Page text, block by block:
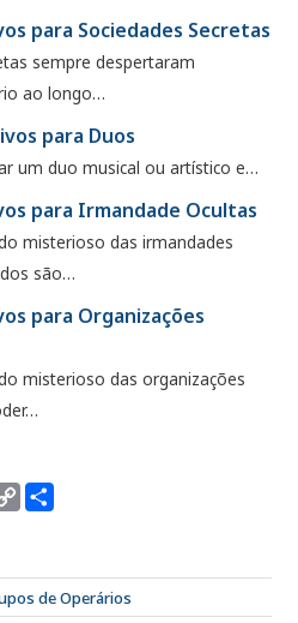
para Sociedades Secretas
sempre despertaram
ao longo…
para Duos
um duo musical ou artístico e…
para Irmandade Ocultas
misterioso das irmandades
são…
para Organizações
misterioso das organizações
Copy
Link
de Operários